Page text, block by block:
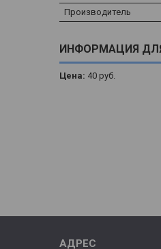
Производитель
ИНФОРМАЦИЯ
Цена: 40 руб.